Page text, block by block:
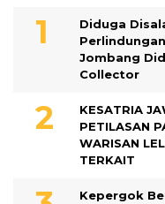
Diduga
Jombang
Collector
KESATRIA
PETILASAN
WARISAN
TERKAIT
Kepergok